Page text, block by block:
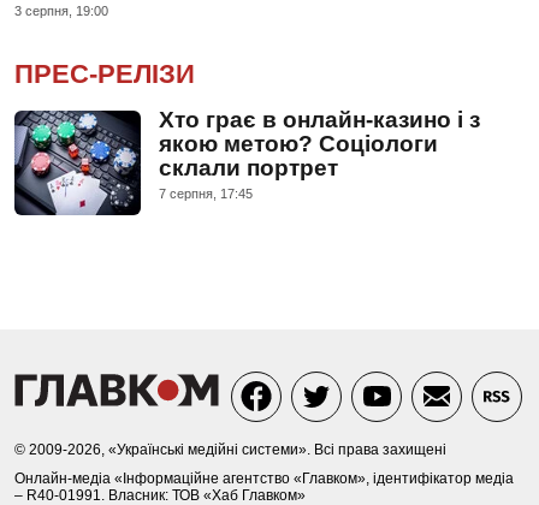
3 серпня, 19:00
ПРЕС-РЕЛІЗИ
Хто грає в онлайн-казино і з
якою метою? Соціологи
склали портрет
7 серпня, 17:45
© 2009-2026, «Українські медійні системи». Всі права захищені
Онлайн-медіа «Інформаційне агентство «Главком», ідентифікатор медіа
– R40-01991. Власник: ТОВ «Хаб Главком»